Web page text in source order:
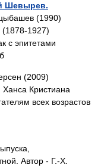
Шевырев.
(1990)
1927)
с эпитетами
(2009)
Ханса Кристиана
всех возрастов
Автор - Г.-Х.